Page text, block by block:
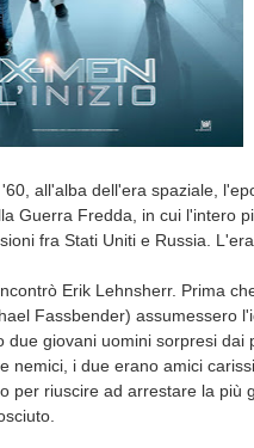
all'alba dell'era spaziale,
Guerra Fredda, in cui l'intero
fra Stati Uniti e Russia.
Erik Lehnsherr. Prima
Fassbender) assumessero
due giovani uomini sorpresi dai
nemici, i due erano amici
per riuscire ad arrestare la più